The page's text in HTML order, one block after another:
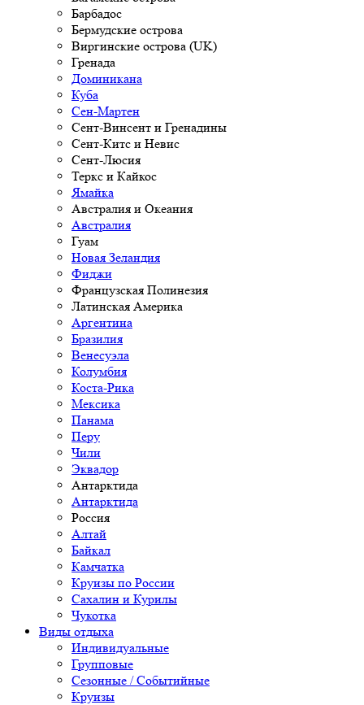
Барбадос
Бермудские острова
Виргинские острова (UK)
Гренада
Доминикана
Куба
Сен-Мартен
Сент-Винсент и Гренадины
Сент-Китс и Невис
Сент-Люсия
Теркс и Кайкос
Ямайка
Австралия и Океания
Австралия
Гуам
Новая Зеландия
Фиджи
Французская Полинезия
Латинская Америка
Аргентина
Бразилия
Венесуэла
Колумбия
Коста-Рика
Мексика
Панама
Перу
Чили
Эквадор
Антарктида
Антарктида
Россия
Алтай
Байкал
Камчатка
Круизы по России
Сахалин и Курилы
Чукотка
Виды отдыха
Индивидуальные
Групповые
Сезонные / Событийные
Круизы